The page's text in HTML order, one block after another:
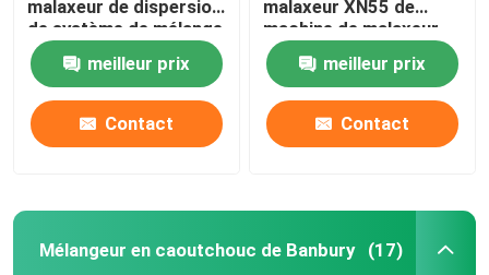
malaxeur de dispersion
de système de mélange
de malaxeur de
Banburymeilleur prix
Contact
malaxeur XN55 de
machine de malaxeur
en caoutchouc de
dispersionmeilleur prix
Contact
Mélangeur en caoutchouc de Banbury (17)